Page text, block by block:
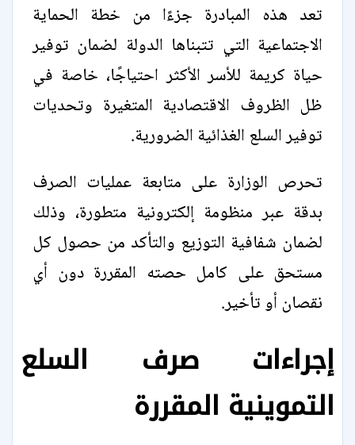
تعد هذه المبادرة جزءًا من خطة الحماية
الاجتماعية التي تتبناها الدولة لضمان توفير
حياة كريمة للأسر الأكثر احتياجًا، خاصة في
ظل الظروف الاقتصادية المتغيرة وتحديات
توفير السلع الغذائية الضرورية.
تحرص الوزارة على متابعة عمليات الصرف
بدقة عبر منظومة إلكترونية متطورة، وذلك
لضمان شفافية التوزيع والتأكد من حصول كل
مستحق على كامل حصته المقررة دون أي
نقصان أو تأخير.
إجراءات صرف السلع
التموينية المقررة